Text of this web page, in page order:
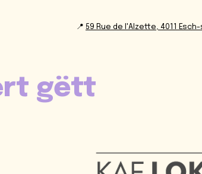
📍 59 Rue de l'Alzette, 4011
gëtt